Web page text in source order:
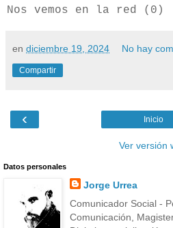
Nos vemos en la red (0)
en diciembre 19, 2024 No hay
Compartir
‹ Inicio
Ver versión
Datos personales
Jorge Urrea
Comunicador Social -
Comunicación,